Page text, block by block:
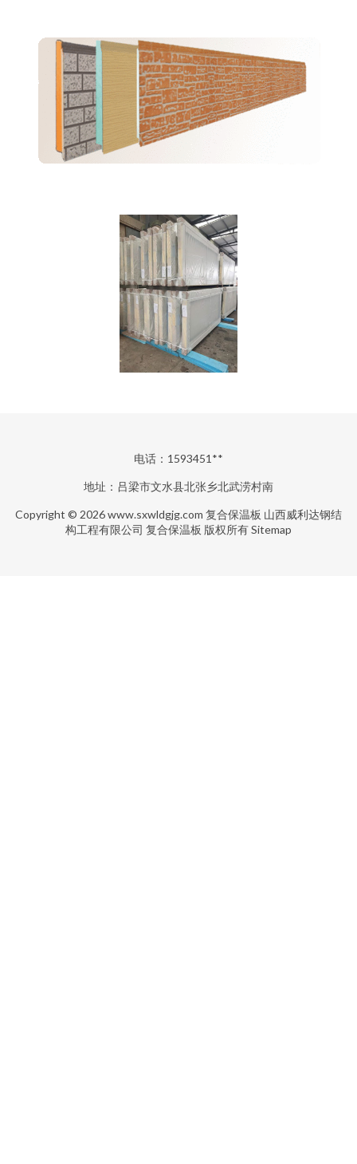
电话：1593451**
地址：吕梁市文水县北张乡北武涝村南
Copyright © 2026www.sxwldgjg.com 复合保温板 山西威利达钢结
构工程有限公司 复合保温板 版权所有Sitemap